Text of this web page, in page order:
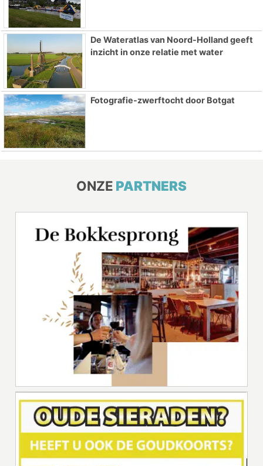
De Wateratlas van Noord-Holland geeft
inzicht in onze relatie met water
Fotografie-zwerftocht door Botgat
ONZE PARTNERS